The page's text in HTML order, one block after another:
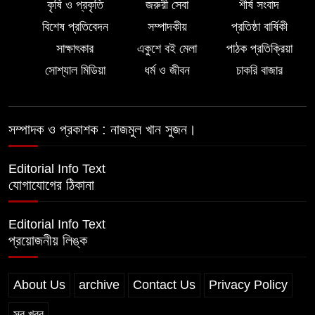
পুলিশের
লালমোহনে পানিতে ডুবে শিশুর মৃত্যু
কৃষি ও প্রকৃতি
জরুরী সেবা
শীর্ষ সংবাদ
বিশেষ প্রতিবেদন
সম্পাদকীয়
প্রতিষ্ঠা বার্ষিকী
সাক্ষাৎকার
একুশে বই মেলা
পাঠক প্রতিক্রিয়া
সোশ্যাল মিডিয়া
ধর্ম ও জীবন চাকরি বাজার
সম্পাদক ও প্রকাশক : নাজমুল খান সুজন।
Editorial Info Text
যোগাযোগের ঠিকানা
Editorial Info Text
প্রয়োজনীয় লিঙ্ক
About Us archive Contact Us Privacy Policy